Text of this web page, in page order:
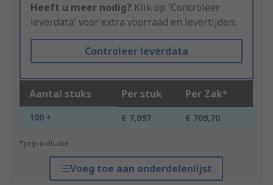
Heeft u meer nodig? Klik op 'Controleer
leverdata' voor extra voorraad en levertijden.
Controleer leverdata
Aantal stuks Per stuk Per Zak*
100 + € 7,097 € 709,70
*prijsindicatie
Voeg toe aan onderdelenlijst